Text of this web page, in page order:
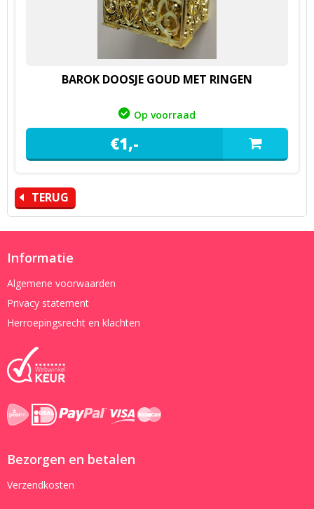
BAROK DOOSJE GOUD MET RINGEN
Op voorraad
€1,-
TERUG
Informatie
Algemene voorwaarden
Privacy statement
Herroepingsrecht en klachten
Bezorgen en betalen
Verzendkosten